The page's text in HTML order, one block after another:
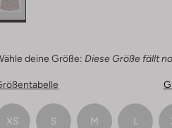
deine Größe: Diese Größe fällt
XS S M L